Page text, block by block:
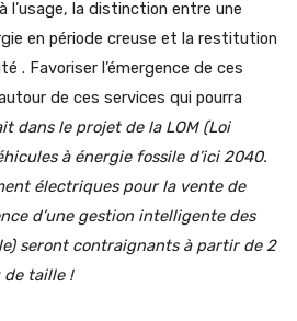
l’usage, la distinction entre une
en période creuse et la restitution
. Favoriser l’émergence de ces
de ces services qui pourra
dans le projet de la LOM (Loi
à énergie fossile d’ici 2040.
électriques pour la vente de
d’une gestion intelligente des
seront contraignants à partir de 2
de taille !